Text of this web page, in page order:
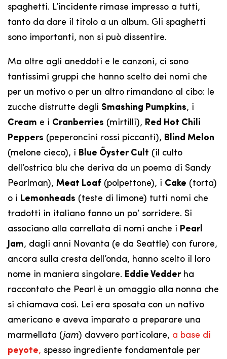
spaghetti. L’incidente rimase impresso a tutti,
tanto da dare il titolo a un album. Gli spaghetti
sono importanti, non si può dissentire.
Ma oltre agli aneddoti e le canzoni, ci sono
tantissimi gruppi che hanno scelto dei nomi che
per un motivo o per un altro rimandano al cibo: le
zucche distrutte degli Smashing Pumpkins, i
Cream e i Cranberries (mirtilli), Red Hot Chili
Peppers (peperoncini rossi piccanti), Blind Melon
(melone cieco), i Blue Öyster Cult (il culto
dell’ostrica blu che deriva da un poema di Sandy
Pearlman), Meat Loaf (polpettone), i Cake (torta)
o i Lemonheads (teste di limone) tutti nomi che
tradotti in italiano fanno un po’ sorridere. Si
associano alla carrellata di nomi anche i Pearl
Jam, dagli anni Novanta (e da Seattle) con furore,
ancora sulla cresta dell’onda, hanno scelto il loro
nome in maniera singolare. Eddie Vedderha
raccontato che Pearl è un omaggio alla nonna che
si chiamava così. Lei era sposata con un nativo
americano e aveva imparato a preparare una
marmellata (jam) davvero particolare, a base di
peyote, spesso ingrediente fondamentale per